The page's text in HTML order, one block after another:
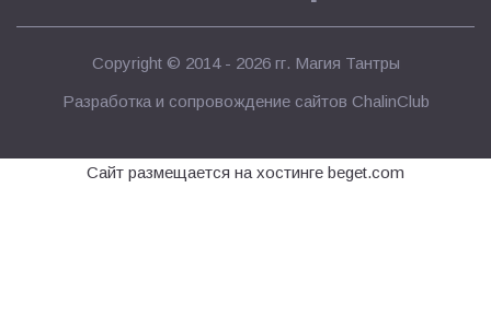
Copyright © 2014 - 2026 гг. Магия Тантры
Разработка и сопровождение сайтов ChalinClub
Сайт размещается на хостинге beget.com